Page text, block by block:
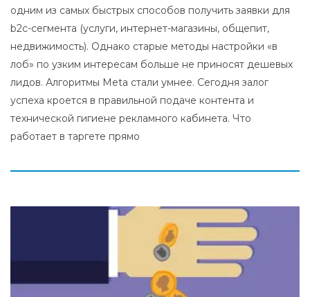
одним из самых быстрых способов получить заявки для
b2c-сегмента (услуги, интернет-магазины, общепит,
недвижимость). Однако старые методы настройки «в
лоб» по узким интересам больше не приносят дешевых
лидов. Алгоритмы Meta стали умнее. Сегодня залог
успеха кроется в правильной подаче контента и
технической гигиене рекламного кабинета. Что
работает в таргете прямо